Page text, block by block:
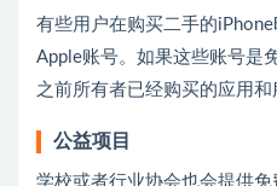
有些用户在购买二手的
Apple账号。如果这些账号是
之前所有者已经购买的应用和
公益项目
学校或者行业协会也会提供